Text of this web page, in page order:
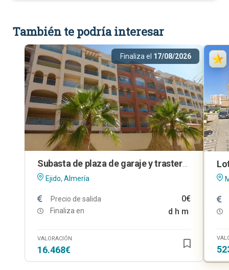
También te podría interesar
Finaliza el 17/08/2026
Subasta de plaza de garaje y trastero en El Ejido (Almería)
Ejido, Almería
Precio de salida 0€
Finaliza en d h m
VALORACIÓN
16.468€